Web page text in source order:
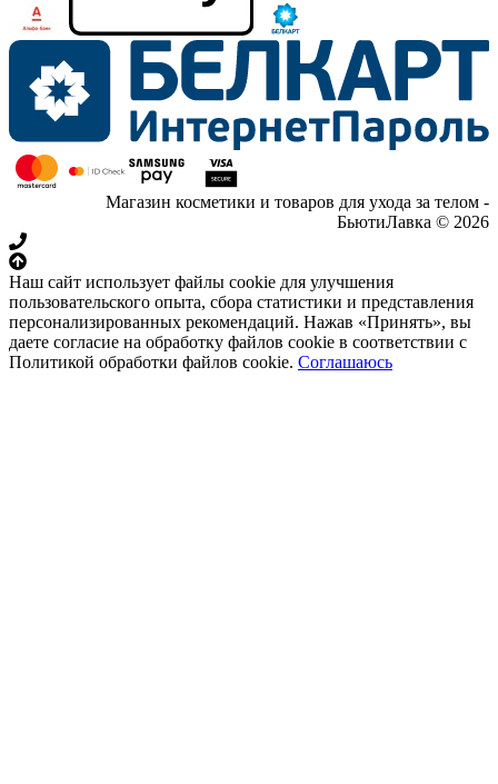
Магазин косметики и товаров для ухода за телом -
БьютиЛавка © 2026
Наш сайт использует файлы cookie для улучшения
пользовательского опыта, сбора статистики и представления
персонализированных рекомендаций. Нажав «Принять», вы
даете согласие на обработку файлов cookie в соответствии с
Политикой обработки файлов cookie. Соглашаюсь